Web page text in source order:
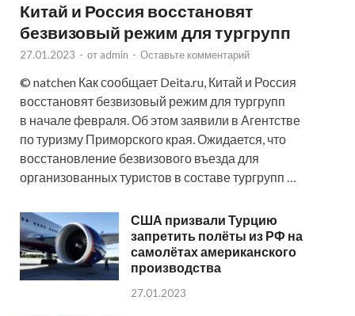
Китай и Россия восстановят
безвизовый режим для тургрупп
27.01.2023 - от admin - Оставьте комментарий
© natchen Как сообщает Deita.ru, Китай и Россия
восстановят безвизовый режим для тургрупп
в начале февраля. Об этом заявили в Агентстве
по туризму Приморского края. Ожидается, что
восстановление безвизового въезда для
организованных туристов в составе тургрупп …
США призвали Турцию
запретить полёты из РФ на
самолётах американского
производства
27.01.2023